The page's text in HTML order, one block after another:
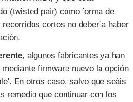
(twisted pair) como forma de
cortos no debería haber
, algunos fabricantes ya han
firmware nuevo la opción
En otros caso, salvo que seáis
remedio que continuar con los